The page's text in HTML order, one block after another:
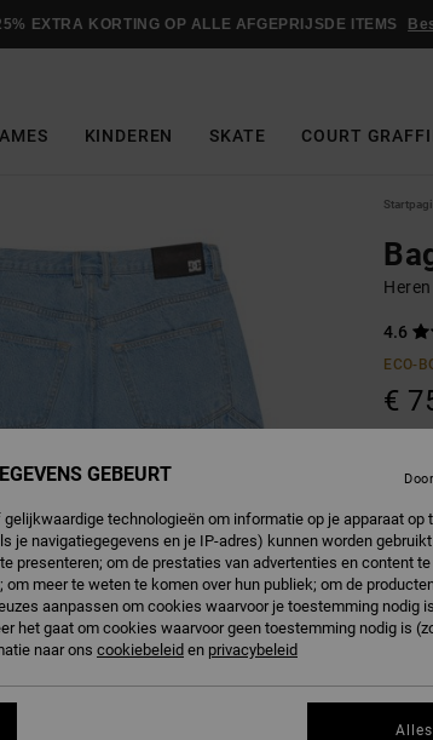
EXTRA KORTING OP ALLE AFGEPRIJSDE ITEMS
KINDEREN SKATE COURT
4.6
ECO-
€
Kleur
28
GEBEURT
technologieën om informatie op je apparaat op
je navigatiegegevens en je IP-adres) kunnen worden
presenteren; om de prestaties van advertenties en content
meer te weten te komen over hun publiek; om de
aanpassen om cookies waarvoor je toestemming nodig
het gaat om cookies waarvoor geen toestemming nodig is
naar ons cookiebeleid en privacybeleid